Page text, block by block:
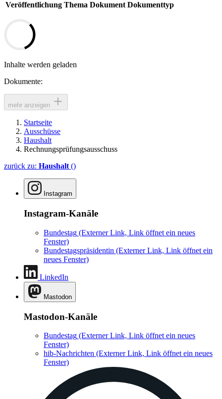
Veröffentlichung Thema Dokument Dokumenttyp
Inhalte werden geladen
Dokumente:
mehr anzeigen
Startseite
Ausschüsse
Haushalt
Rechnungsprüfungsausschuss
zurück zu: Haushalt ()
Instagram
Instagram-Kanäle
Bundestag (Externer Link, Link öffnet ein neues
Fenster)
Bundestagspräsidentin (Externer Link, Link öffnet ein
neues Fenster)
LinkedIn
Mastodon
Mastodon-Kanäle
Bundestag (Externer Link, Link öffnet ein neues
Fenster)
hib-Nachrichten (Externer Link, Link öffnet ein neues
Fenster)